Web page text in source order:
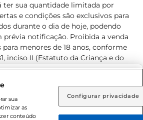
Goiás (GO)
Ou
ter sua quantidade limitada por
e condições são exclusivos para
durante o dia de hoje, podendo
prévia notificação. Proibida a venda
menores de 18 anos, conforme
inciso II (Estatuto da Criança e do
condições exclusivos para o
para as compras on-line é de R$
sua
as
conteúdo
Configurar privacidade